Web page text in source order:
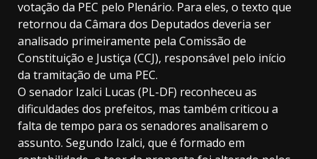
votação da PEC pelo Plenário. Para eles, o texto que
retornou da Câmara dos Deputados deveria ser
analisado primeiramente pela Comissão de
Constituição e Justiça (CCJ), responsável pelo início
da tramitação de uma PEC.
O senador Izalci Lucas (PL-DF) reconheceu as
dificuldades dos prefeitos, mas também criticou a
falta de tempo para os senadores analisarem o
assunto. Segundo Izalci, que é formado em